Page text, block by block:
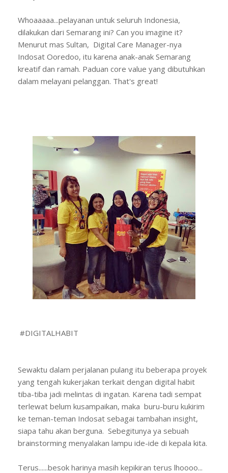
Whoaaaaa...pelayanan untuk seluruh Indonesia,
dilakukan dari Semarang ini? Can you imagine it?
Menurut mas Sultan, Digital Care Manager-nya
Indosat Ooredoo, itu karena anak-anak Semarang
kreatif dan ramah. Paduan core value yang dibutuhkan
dalam melayani pelanggan. That's great!
#DIGITALHABIT
Sewaktu dalam perjalanan pulang itu beberapa proyek
yang tengah kukerjakan terkait dengan digital habit
tiba-tiba jadi melintas di ingatan. Karena tadi sempat
terlewat belum kusampaikan, maka buru-buru kukirim
ke teman-teman Indosat sebagai tambahan insight,
siapa tahu akan berguna. Sebegitunya ya sebuah
brainstorming menyalakan lampu ide-ide di kepala kita.
Terus......besok harinya masih kepikiran terus lhoooo...